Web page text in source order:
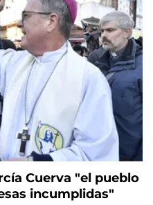
Cuerva "el pueblo
incumplidas"